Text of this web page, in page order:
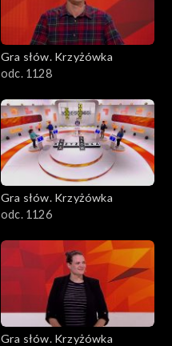
Gra słów. Krzyżówka
odc. 1128
Gra słów. Krzyżówka
odc. 1126
Gra słów. Krzyżówka